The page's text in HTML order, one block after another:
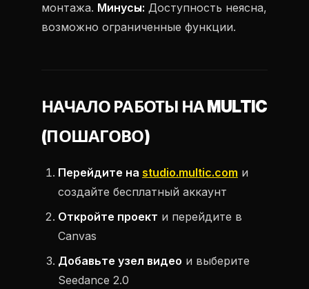
монтажа. Минусы: Доступность неясна,
возможно ограниченные функции.
НАЧАЛО РАБОТЫ НА MULTIC
(ПОШАГОВО)
Перейдите на studio.multic.com и
создайте бесплатный аккаунт
Откройте проект и перейдите в
Canvas
Добавьте узел видео и выберите
Seedance 2.0